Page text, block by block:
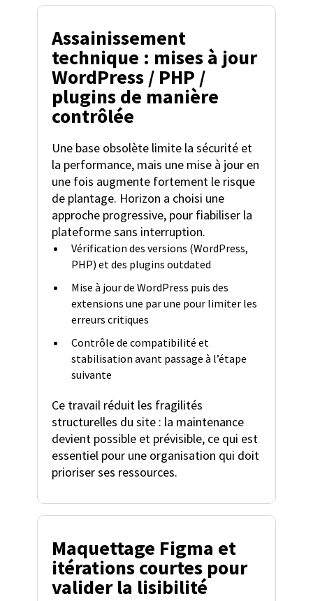
Assainissement
technique : mises à jour
WordPress / PHP /
plugins de manière
contrôlée
Une base obsolète limite la sécurité et
la performance, mais une mise à jour en
une fois augmente fortement le risque
de plantage. Horizon a choisi une
approche progressive, pour fiabiliser la
plateforme sans interruption.
Vérification des versions (WordPress,
PHP) et des plugins outdated
Mise à jour de WordPress puis des
extensions une par une pour limiter les
erreurs critiques
Contrôle de compatibilité et
stabilisation avant passage à l’étape
suivante
Ce travail réduit les fragilités
structurelles du site : la maintenance
devient possible et prévisible, ce qui est
essentiel pour une organisation qui doit
prioriser ses ressources.
Maquettage Figma et
itérations courtes pour
valider la lisibilité